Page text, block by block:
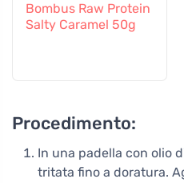
Bombus Raw Protein
Salty Caramel 50g
Procedimento:
In una padella con olio
tritata fino a doratura.